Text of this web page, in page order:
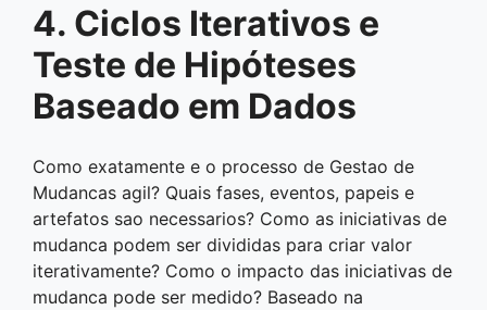
4. Ciclos Iterativos e
Teste de Hipóteses
Baseado em Dados
Como exatamente e o processo de Gestao de
Mudancas agil? Quais fases, eventos, papeis e
artefatos sao necessarios? Como as iniciativas de
mudanca podem ser divididas para criar valor
iterativamente? Como o impacto das iniciativas de
mudanca pode ser medido? Baseado na